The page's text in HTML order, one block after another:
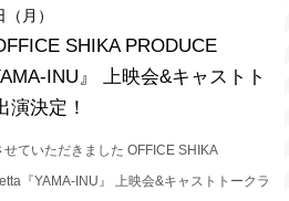
月）
SHIKA PRODUCE
INU』 上映会&キャストト
演決定！
ていただきました OFFICE SHIKA
『YAMA-INU』 上映会&キャストトークラ